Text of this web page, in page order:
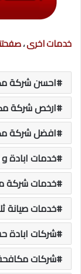
خدمات اخرى،
احسن شركة
ارخص شركة
افضل شركة
خدمات ابادة
خدمات شركة
خدمات صيانة
شركات ابادة
شركات